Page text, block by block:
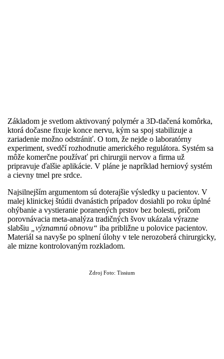
Základom je svetlom aktivovaný polymér a 3D-tlačená komôrka,
ktorá dočasne fixuje konce nervu, kým sa spoj stabilizuje a
zariadenie možno odstrániť. O tom, že nejde o laboratórny
experiment, svedčí rozhodnutie amerického regulátora. Systém sa
môže komerčne používať pri chirurgii nervov a firma už
pripravuje ďalšie aplikácie. V pláne je napríklad herniový systém
a cievny tmel pre srdce.
Najsilnejším argumentom sú doterajšie výsledky u pacientov. V
malej klinickej štúdii dvanástich prípadov dosiahli po roku úplné
ohýbanie a vystieranie poranených prstov bez bolesti, pričom
porovnávacia meta-analýza tradičných švov ukázala výrazne
slabšiu „významnú obnovu“ iba približne u polovice pacientov.
Materiál sa navyše po splnení úlohy v tele nerozoberá chirurgicky,
ale mizne kontrolovaným rozkladom.
Zdroj Foto: Tissium